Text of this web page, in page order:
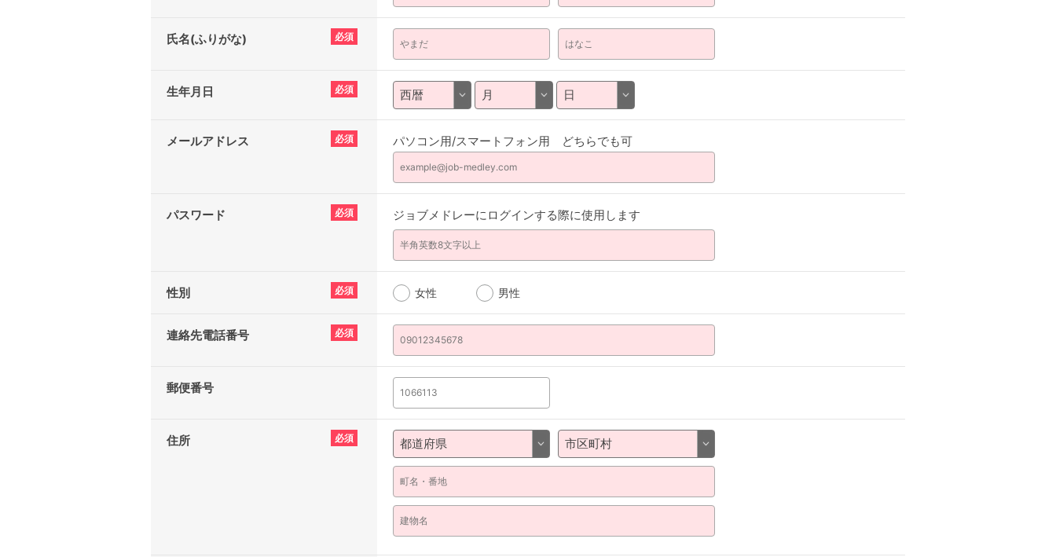
氏名(ふりがな) 必須
生年月日 必須
メールアドレス 必須 パソコン用/スマートフォン用 どちらでも可
パスワード 必須 ジョブメドレーにログインする際に使用します
性別 必須 女性 男性
連絡先電話番号 必須
郵便番号
住所 必須